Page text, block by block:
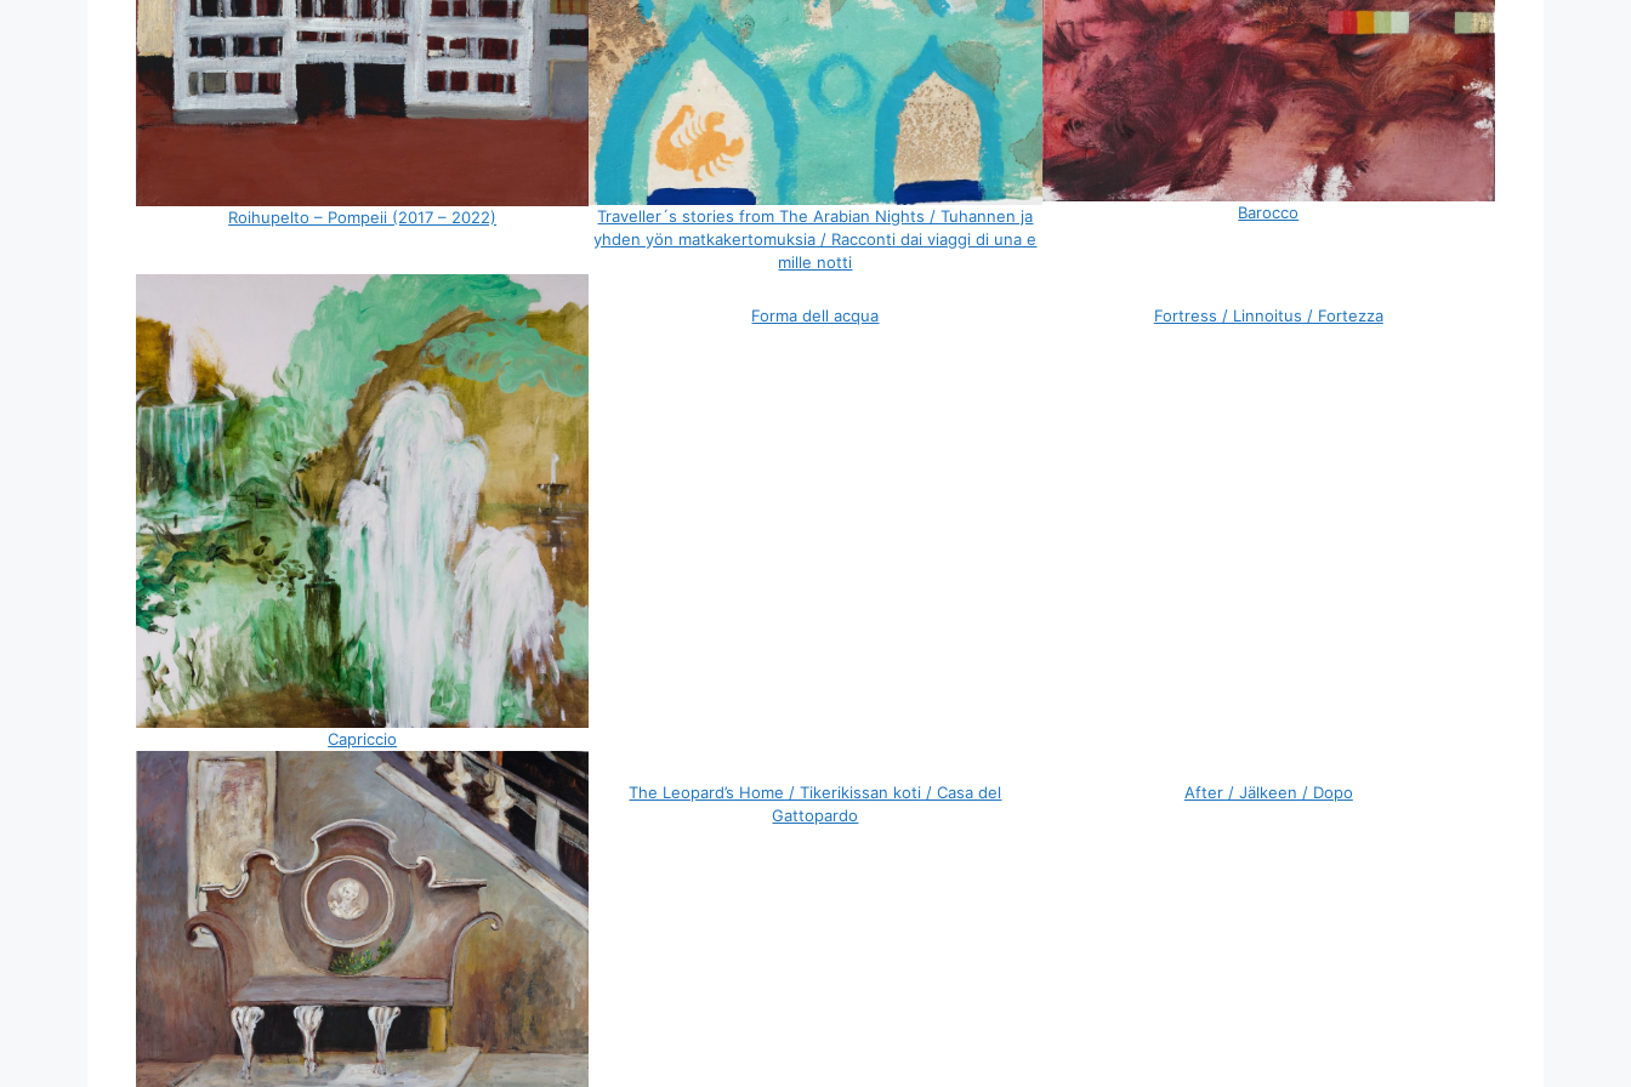
Roihupelto – Pompeii (2017 – 2022)
Traveller´s stories from The Arabian Nights / Tuhannen ja
yhden yön matkakertomuksia / Racconti dai viaggi di una e
mille notti
Barocco
Capriccio
Forma dell acqua Fortress / Linnoitus / Fortezza
The Leopard’s Home / Tikerikissan koti / Casa del
Gattopardo
After / Jälkeen / Dopo